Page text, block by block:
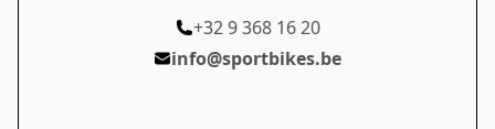
+32 9 368 16 20
info@sportbikes.be